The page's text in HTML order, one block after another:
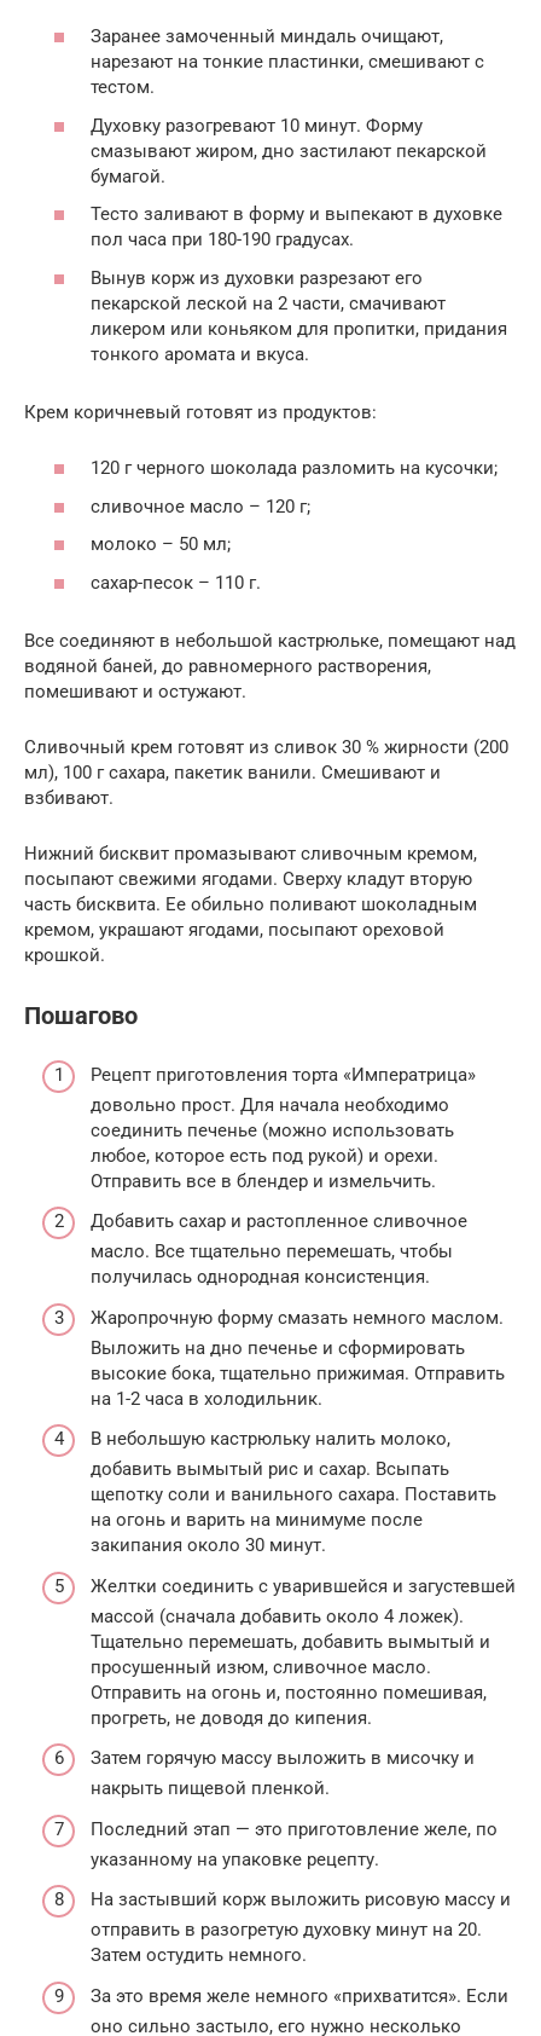
Заранее замоченный миндаль очищают,
нарезают на тонкие пластинки, смешивают с
тестом.
Духовку разогревают 10 минут. Форму
смазывают жиром, дно застилают пекарской
бумагой.
Тесто заливают в форму и выпекают в духовке
пол часа при 180-190 градусах.
Вынув корж из духовки разрезают его
пекарской леской на 2 части, смачивают
ликером или коньяком для пропитки, придания
тонкого аромата и вкуса.
Крем коричневый готовят из продуктов:
120 г черного шоколада разломить на кусочки;
сливочное масло – 120 г;
молоко – 50 мл;
сахар-песок – 110 г.
Все соединяют в небольшой кастрюльке, помещают над
водяной баней, до равномерного растворения,
помешивают и остужают.
Сливочный крем готовят из сливок 30 % жирности (200
мл), 100 г сахара, пакетик ванили. Смешивают и
взбивают.
Нижний бисквит промазывают сливочным кремом,
посыпают свежими ягодами. Сверху кладут вторую
часть бисквита. Ее обильно поливают шоколадным
кремом, украшают ягодами, посыпают ореховой
крошкой.
Пошагово
Рецепт приготовления торта «Императрица»
довольно прост. Для начала необходимо
соединить печенье (можно использовать
любое, которое есть под рукой) и орехи.
Отправить все в блендер и измельчить.
Добавить сахар и растопленное сливочное
масло. Все тщательно перемешать, чтобы
получилась однородная консистенция.
Жаропрочную форму смазать немного маслом.
Выложить на дно печенье и сформировать
высокие бока, тщательно прижимая. Отправить
на 1-2 часа в холодильник.
В небольшую кастрюльку налить молоко,
добавить вымытый рис и сахар. Всыпать
щепотку соли и ванильного сахара. Поставить
на огонь и варить на минимуме после
закипания около 30 минут.
Желтки соединить с уварившейся и загустевшей
массой (сначала добавить около 4 ложек).
Тщательно перемешать, добавить вымытый и
просушенный изюм, сливочное масло.
Отправить на огонь и, постоянно помешивая,
прогреть, не доводя до кипения.
Затем горячую массу выложить в мисочку и
накрыть пищевой пленкой.
Последний этап — это приготовление желе, по
указанному на упаковке рецепту.
На застывший корж выложить рисовую массу и
отправить в разогретую духовку минут на 20.
Затем остудить немного.
За это время желе немного «прихватится». Если
оно сильно застыло, его нужно несколько